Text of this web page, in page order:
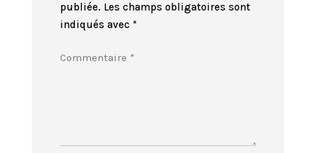
publiée. Les champs obligatoires sont
indiqués avec *